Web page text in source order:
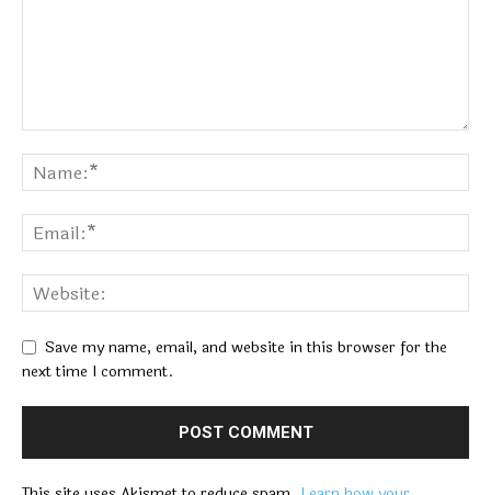
Save my name, email, and website in this browser for the
next time I comment.